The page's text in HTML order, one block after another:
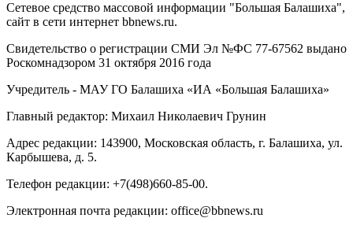
Сетевое средство массовой информации "Большая Балашиха",
сайт в сети интернет bbnews.ru.
Свидетельство о регистрации СМИ Эл №ФС ‎77-67562 выдано
Роскомнадзором 31 октября 2016 года
Учредитель - МАУ ГО Балашиха «ИА «Большая Балашиха»
Главный редактор: Михаил Николаевич Грунин
Адрес редакции: 143900, Московская область, г. Балашиха, ул.
Карбышева, д. 5.
Телефон редакции: +7(498)660-85-00.
Электронная почта редакции: office@bbnews.ru